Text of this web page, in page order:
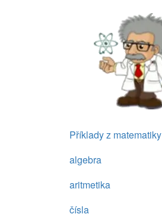
Příklady z matematiky
algebra
aritmetika
čísla